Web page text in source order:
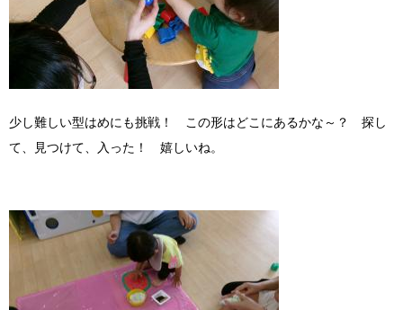
少し難しい型はめにも挑戦！ この形はどこにあるかな～？ 探し
て、見つけて、入った！ 嬉しいね。